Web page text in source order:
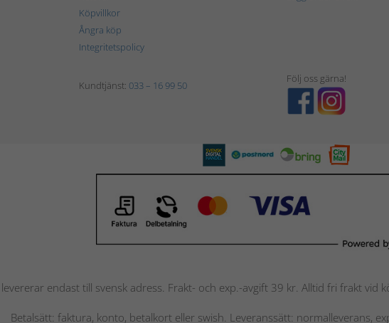
Köpvillkor
Ångra köp
Integritetspolicy
Kundtjänst: 033 – 16 99 50
Följ oss gärna!
levererar endast till svensk adress. Frakt- och exp.-avgift 39 kr. Alltid fri frakt vid
Betalsätt: faktura, konto, betalkort eller swish. Leveranssätt: normalleverans,